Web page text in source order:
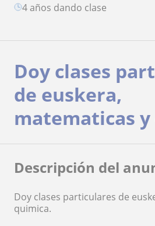
4 años dando clase
Doy clases
de euskera,
matematicas
Descripción del
Doy clases particulares de
quimica.